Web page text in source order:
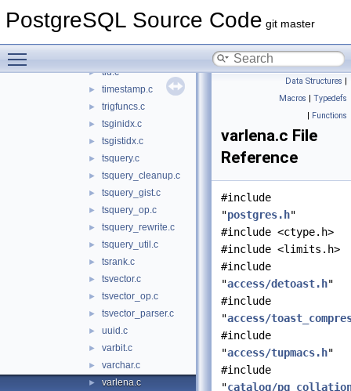
PostgreSQL Source Code git master
► ruleutils.c
► tid.c
► timestamp.c
► trigfuncs.c
► tsginidx.c
► tsgistidx.c
► tsquery.c
► tsquery_cleanup.c
► tsquery_gist.c
► tsquery_op.c
► tsquery_rewrite.c
► tsquery_util.c
► tsrank.c
► tsvector.c
► tsvector_op.c
► tsvector_parser.c
► uuid.c
► varbit.c
► varchar.c
► varlena.c
Data Structures |
Macros | Typedefs
| Functions
varlena.c File
Reference
#include
"postgres.h"
#include <ctype.h>
#include <limits.h>
#include
"access/detoast.h"
#include
"access/
#include
"access/tupmacs.h"
#include
"catalog/